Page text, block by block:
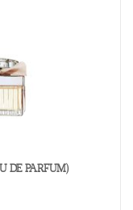
DE PARFUM)